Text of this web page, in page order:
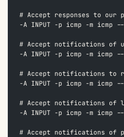
# Accept responses to our
-A INPUT -p icmp -m icmp
# Accept notifications of
-A INPUT -p icmp -m icmp
# Accept notifications to
-A INPUT -p icmp -m icmp
# Accept notifications of
-A INPUT -p icmp -m icmp
# Accept notifications of